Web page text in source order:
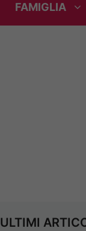
FAMIGLIA
ULTIMI